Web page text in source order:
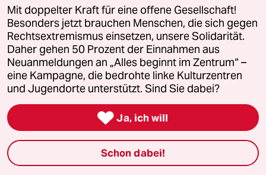
Hausblog
Die Seitenwende
Stellen
Presse
Unterstützen
Mit doppelter Kraft für eine offene Gesellschaft!
Besonders jetzt brauchen Menschen, die sich gegen
Rechtsextremismus einsetzen, unsere Solidarität.
Daher gehen 50 Prozent der Einnahmen aus
Neuanmeldungen an „Alles beginnt im Zentrum“ –
eine Kampagne, die bedrohte linke Kulturzentren
und Jugendorte unterstützt. Sind Sie dabei?
 Ja, ich will
Schon dabei!